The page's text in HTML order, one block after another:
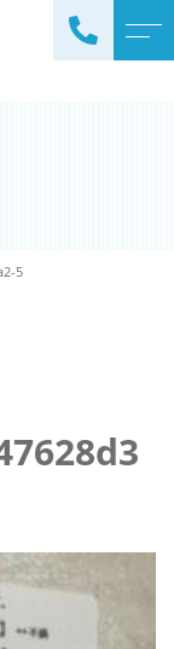
問
リーニング
クリーニング
5